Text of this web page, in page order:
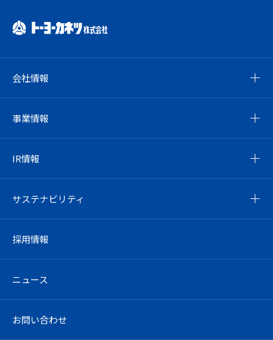
会社情報
事業情報
IR情報
サステナビリティ
採用情報
ニュース
お問い合わせ